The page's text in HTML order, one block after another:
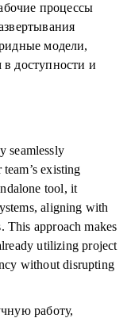
процессы
модели,
доступности и
seamlessly
existing
tool, it
aligning with
This approach makes
utilizing project
without disrupting
работу,